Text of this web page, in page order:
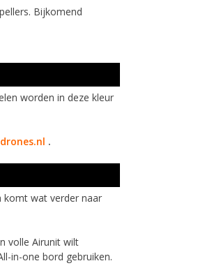
Bijkomend
worden in deze kleur
.
komt wat verder naar
volle Airunit wilt
in-one bord gebruiken.